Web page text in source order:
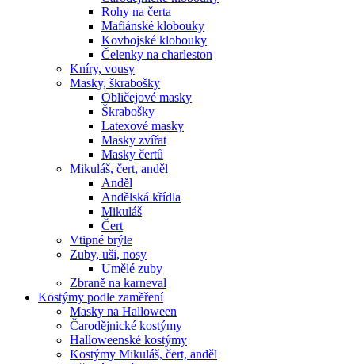
Rohy na čerta
Mafiánské klobouky
Kovbojské klobouky
Čelenky na charleston
Kníry, vousy
Masky, škrabošky
Obličejové masky
Škrabošky
Latexové masky
Masky zvířat
Masky čertů
Mikuláš, čert, anděl
Anděl
Andělská křídla
Mikuláš
Čert
Vtipné brýle
Zuby, uši, nosy
Umělé zuby
Zbraně na karneval
Kostýmy podle zaměření
Masky na Halloween
Čarodějnické kostýmy
Halloweenské kostýmy
Kostýmy Mikuláš, čert, anděl